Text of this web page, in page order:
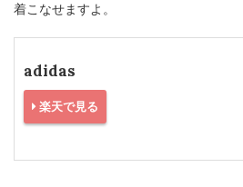
着こなせますよ。
adidas
楽天で見る